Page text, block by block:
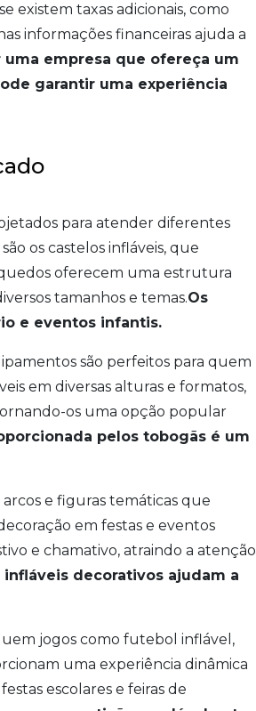
existem taxas adicionais, como
informações financeiras ajuda a
uma empresa que ofereça um
garantir uma experiência
para atender diferentes
os castelos infláveis, que
oferecem uma estrutura
tamanhos e temas.Os
e eventos infantis.
são perfeitos para quem
em diversas alturas e formatos,
os uma opção popular
pelos tobogãs é um
e figuras temáticas que
em festas e eventos
e chamativo, atraindo a atenção
decorativos ajudam a
jogos como futebol inflável,
uma experiência dinâmica
escolares e feiras de